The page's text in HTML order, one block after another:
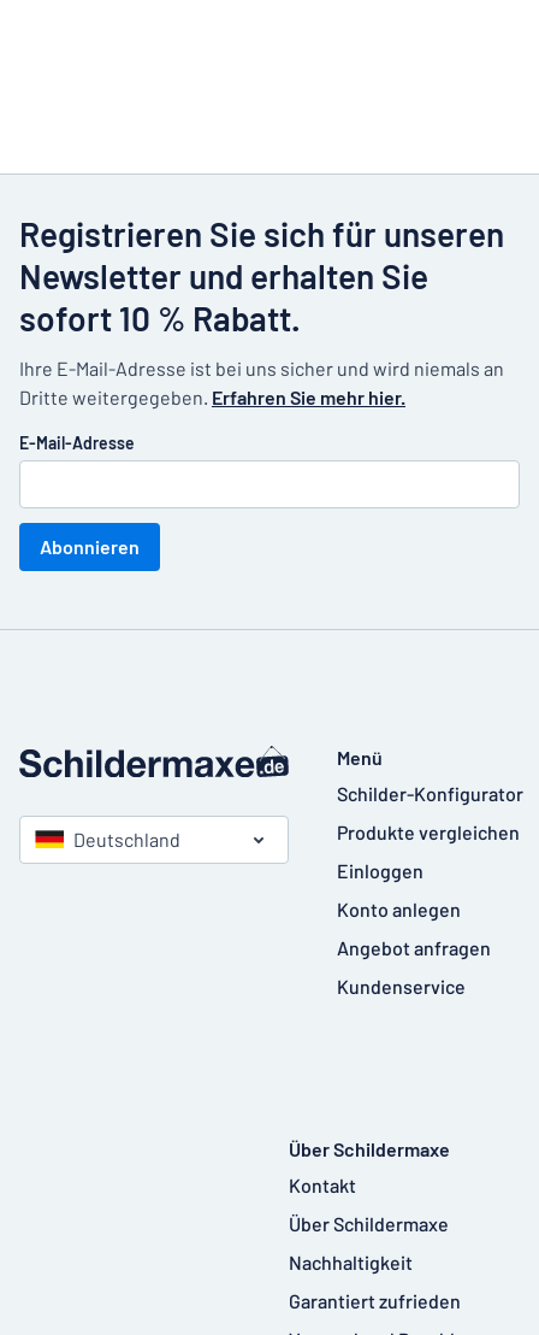
Registrieren Sie sich für unseren
Newsletter und erhalten Sie
sofort 10 % Rabatt.
Ihre E-Mail-Adresse ist bei uns sicher und wird niemals an
Dritte weitergegeben. Erfahren Sie mehr hier.
E-Mail-Adresse
Abonnieren
Deutschland
Menü
Schilder-Konfigurator
Produkte vergleichen
Einloggen
Konto anlegen
Angebot anfragen
Kundenservice
Über Schildermaxe
Kontakt
Über Schildermaxe
Nachhaltigkeit
Garantiert zufrieden